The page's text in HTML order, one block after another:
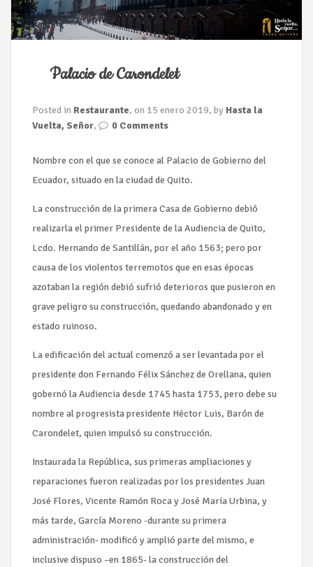
Palacio de Carondelet
Posted in Restaurante, on 15 enero 2019, by Hasta la
Vuelta, Señor, 0 Comments
Nombre con el que se conoce al Palacio de Gobierno del
Ecuador, situado en la ciudad de Quito.
La construcción de la primera Casa de Gobierno debió
realizarla el primer Presidente de la Audiencia de Quito,
Lcdo. Hernando de Santillán, por el año 1563; pero por
causa de los violentos terremotos que en esas épocas
azotaban la región debió sufrió deterioros que pusieron en
grave peligro su construcción, quedando abandonado y en
estado ruinoso.
La edificación del actual comenzó a ser levantada por el
presidente don Fernando Félix Sánchez de Orellana, quien
gobernó la Audiencia desde 1745 hasta 1753, pero debe su
nombre al progresista presidente Héctor Luis, Barón de
Carondelet, quien impulsó su construcción.
Instaurada la República, sus primeras ampliaciones y
reparaciones fueron realizadas por los presidentes Juan
José Flores, Vicente Ramón Roca y José María Urbina, y
más tarde, García Moreno -durante su primera
administración- modificó y amplió parte del mismo, e
inclusive dispuso –en 1865- la construcción del